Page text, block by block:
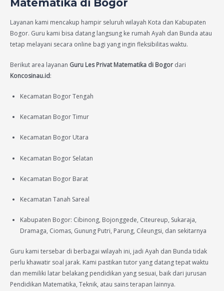
Matematika di Bogor
Layanan kami mencakup hampir seluruh wilayah Kota dan Kabupaten
Bogor. Guru kami bisa datang langsung ke rumah Ayah dan Bunda atau
tetap melayani secara online bagi yang ingin fleksibilitas waktu.
Berikut area layanan Guru Les Privat Matematika di Bogor dari
Koncosinau.id:
Kecamatan Bogor Tengah
Kecamatan Bogor Timur
Kecamatan Bogor Utara
Kecamatan Bogor Selatan
Kecamatan Bogor Barat
Kecamatan Tanah Sareal
Kabupaten Bogor: Cibinong, Bojonggede, Citeureup, Sukaraja,
Dramaga, Ciomas, Gunung Putri, Parung, Cileungsi, dan sekitarnya
Guru kami tersebar di berbagai wilayah ini, jadi Ayah dan Bunda tidak
perlu khawatir soal jarak. Kami pastikan tutor yang datang tepat waktu
dan memiliki latar belakang pendidikan yang sesuai, baik dari jurusan
Pendidikan Matematika, Teknik, atau sains terapan lainnya.